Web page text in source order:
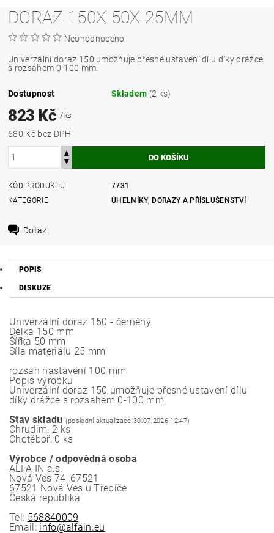
DORAZ 150X 50X 25MM
Neohodnoceno
Univerzální doraz 150 umožňuje přesné ustavení dílu díky drážce
s rozsahem 0-100 mm.
Dostupnost Skladem (2 ks)
823 Kč / ks
680 Kč bez DPH
KÓD PRODUKTU
7731
KATEGORIE
ÚHELNÍKY, DORAZY A PŘÍSLUŠENSTVÍ
Dotaz
POPIS
DISKUZE
Univerzální doraz 150 - černěný
Délka 150 mm
Šířka 50 mm
Síla materiálu 25 mm
rozsah nastavení 100 mm
Popis výrobku
Univerzální doraz 150 umožňuje přesné ustavení dílu
díky drážce s rozsahem 0-100 mm.
Stav skladu (poslední aktualizace 30.07.2026 12:47)
Chrudim: 2 ks
Chotěboř: 0 ks
Výrobce / odpovědná osoba
ALFA IN a.s.
Nová Ves 74, 67521
67521 Nová Ves u Třebíče
Česká republika
Tel: 568840009
Email: info@alfain.eu